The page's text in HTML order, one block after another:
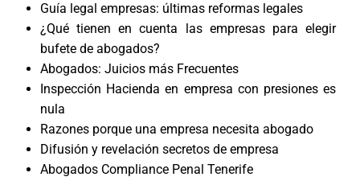
Guía legal empresas: últimas reformas legales
¿Qué tienen en cuenta las empresas para elegir
bufete de abogados?
Abogados: Juicios más Frecuentes
Inspección Hacienda en empresa con presiones es
nula
Razones porque una empresa necesita abogado
Difusión y revelación secretos de empresa
Abogados Compliance Penal Tenerife